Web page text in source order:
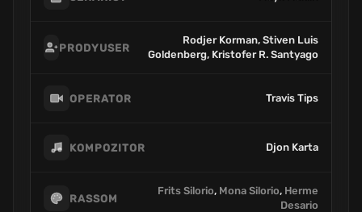
PRODYUSER
Rodjer Korman, Stiven Luis
Goldenberg, Kristofer R. Santyago
OPERATOR Travis Tips
KOMPOZITOR Djon Karta
RASSOM
Frits Silorio, Mona Silorio, Herme
Desario